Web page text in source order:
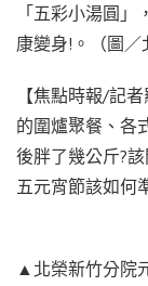
「五彩小湯圓
康變身!。（圖／
【焦點時報/記
的圍爐聚餐、各
後胖了幾公斤?
五元宵節該如何
▲北榮新竹分院